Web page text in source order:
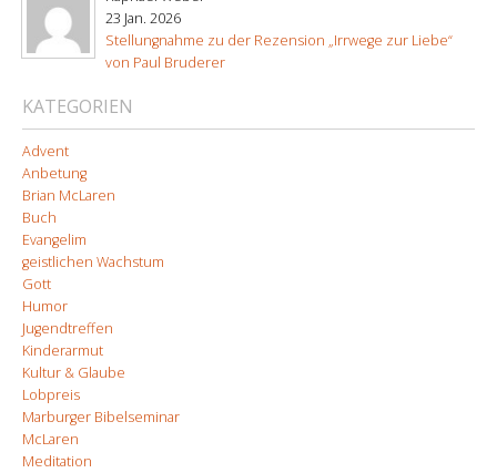
23 Jan. 2026
Stellungnahme zu der Rezension „Irrwege zur Liebe“
von Paul Bruderer
KATEGORIEN
Advent
Anbetung
Brian McLaren
Buch
Evangelim
geistlichen Wachstum
Gott
Humor
Jugendtreffen
Kinderarmut
Kultur & Glaube
Lobpreis
Marburger Bibelseminar
McLaren
Meditation